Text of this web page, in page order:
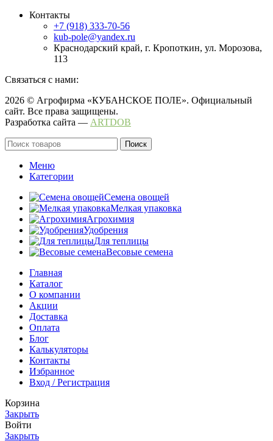
Контакты
+7 (918) 333-70-56
kub-pole@yandex.ru
Краснодарский край, г. Кропоткин, ул. Морозова,
113
Связаться с нами:
2026 © Агрофирма «КУБАНСКОЕ ПОЛЕ». Официальный
сайт. Все права защищены.
Разработка сайта — ARTDOB
Поиск
Меню
Категории
Семена овощей
Мелкая упаковка
Агрохимия
Удобрения
Для теплицы
Весовые семена
Главная
Каталог
О компании
Акции
Доставка
Оплата
Блог
Калькуляторы
Контакты
Избранное
Вход / Регистрация
Корзина
Закрыть
Войти
Закрыть